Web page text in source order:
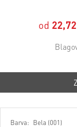
od
Barva: Bela (001)